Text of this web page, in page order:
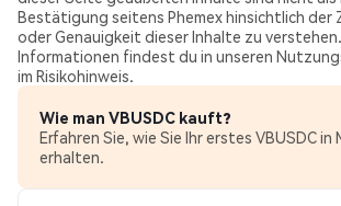
Bestätigung seitens Phemex hinsichtlich der
oder Genauigkeit dieser Inhalte zu
Informationen findest du in unseren
im Risikohinweis.
Wie man VBUSDC kauft?
Erfahren Sie, wie Sie Ihr erstes VBUSDC in
erhalten.